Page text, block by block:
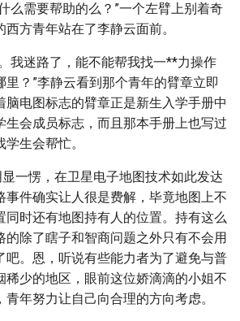
么需要帮助的么？”一个左臂上别着奇
方青年站在了李静云面前。
我迷路了，能不能帮我找一**力操作
里？”李静云看到那个青年的臂章立即
脑电图标志的臂章正是新生入学手册中
生会成员标志，而且那本手册上也写过
生会帮忙。
显一愣，在卫星电子地图技术如此发达
事件确实让人很是费解，毕竟地图上不
同时还有地图持有人的位置。持有这么
的除了瞎子和智商问题之外只有不会用
吧。恩，听说有些能力者为了避免与普
稀少的地区，眼前这位娇滴滴的小姐不
年努力让自己向合理的方向考虑。